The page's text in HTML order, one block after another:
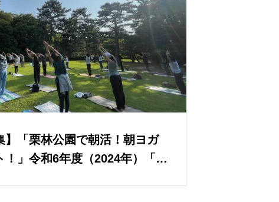
】「栗林公園で朝活！朝ヨガ
！」令和6年度（2024年）「庭